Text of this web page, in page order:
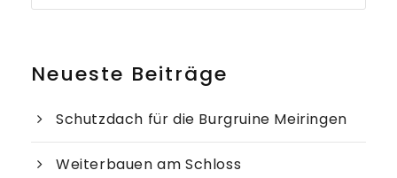
Neueste Beiträge
Schutzdach für die Burgruine Meiringen
Weiterbauen am Schloss